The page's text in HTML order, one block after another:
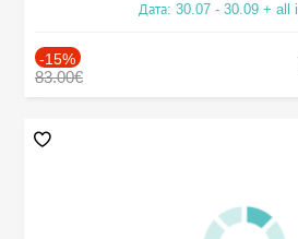
Дата: 30.07 - 30.09 + all
-15%
83.00€